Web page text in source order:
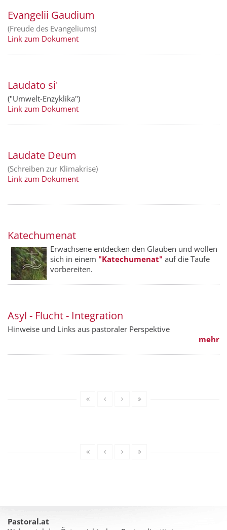
Evangelii Gaudium
(Freude des Evangeliums)
Link zum Dokument
Laudato si'
("Umwelt-Enzyklika")
Link zum Dokument
Laudate Deum
(Schreiben zur Klimakrise)
Link zum Dokument
Katechumenat
Erwachsene entdecken den Glauben und wollen
sich in einem "Kate­chumenat" auf die Taufe
vorbereiten.
Asyl - Flucht - Integration
Hinweise und Links aus pastoraler Perspektive
mehr
Pastoral.at